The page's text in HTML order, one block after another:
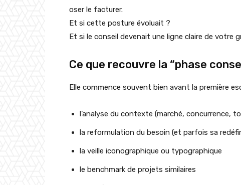
oser le facturer.
Et si cette posture évoluait ?
Et si le conseil devenait une ligne claire de votre
Ce que recouvre la “phase
Elle commence souvent bien avant la première
l’analyse du contexte (marché, concurrence,
la reformulation du besoin (et parfois sa
la veille iconographique ou typographique
le benchmark de projets similaires